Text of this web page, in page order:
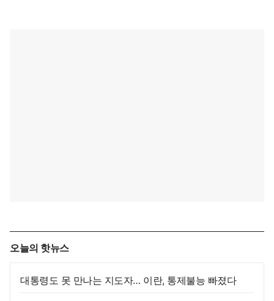
오늘의 핫뉴스
대통령도 못 만나는 지도자… 이란, 통제불능 빠졌다